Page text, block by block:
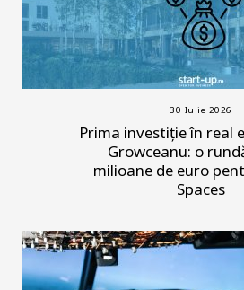
30 Iulie 2026
Prima investiție în real
Growceanu: o
milioane de euro
Spaces